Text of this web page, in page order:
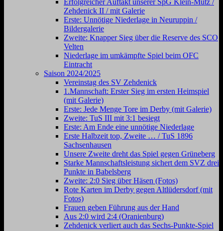
Erfolgreicher Auftakt unserer SpG Klein-Mutz /
Zehdenick II / mit Galerie
Erste: Unnötige Niederlage in Neuruppin /
Bildergalerie
Zweite: Knapper Sieg über die Reserve des SCO
Velten
Niederlage im umkämpfte Spiel beim OFC
Eintracht
Saison 2024/2025
Vereinstag des SV Zehdenick
1.Mannschaft: Erster Sieg im ersten Heimspiel
(mit Galerie)
Erste: Jede Menge Tore im Derby (mit Galerie)
Zweite: TuS III mit 3:1 besiegt
Erste: Am Ende eine unnötige Niederlage
Erste Halbzeit top, Zweite … / TuS 1896
Sachsenhausen
Unsere Zweite dreht das Spiel gegen Grüneberg
Starke Mannschaftsleistung sichert dem SVZ drei
Punkte in Babelsberg
Zweite: 2:0 Sieg über Häsen (Fotos)
Rote Karten im Derby gegen Altlüdersdorf (mit
Fotos)
Frauen geben Führung aus der Hand
Aus 2:0 wird 2:4 (Oranienburg)
Zehdenick verliert auch das Sechs-Punkte-Spiel